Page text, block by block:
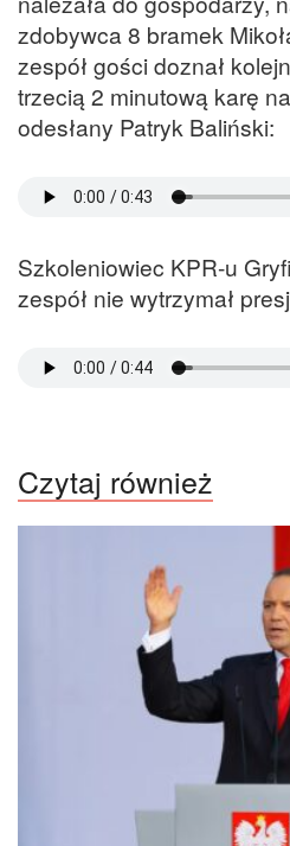
zdobywca 8 bramek
zespół gości doznał
trzecią 2 minutową karę
odesłany Patryk Baliński:
Szkoleniowiec KPR-u
zespół nie wytrzymał
Czytaj również